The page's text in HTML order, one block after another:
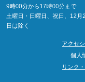
9時00分から17時00分まで
土曜日・日曜日、祝日、12月
日は除く
アクセ
個人
リンク